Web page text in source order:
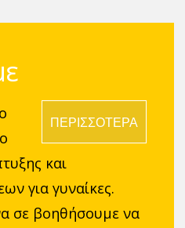
ΠΕΡΙΣΣΟΤΕΡΑ
και
για γυναίκες.
σε βοηθήσουμε να